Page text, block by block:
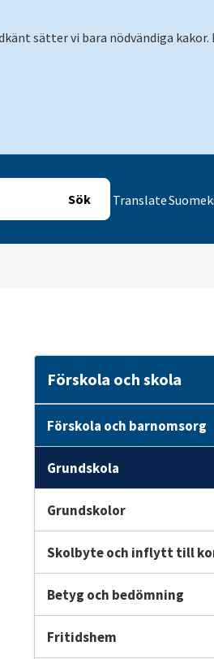
sätter vi bara nödvändiga kakor.
Translate
Förskola och skola
Förskola och barnomsorg
Grundskola
Grundskolor
Skolbyte och inflytt till
Betyg och bedömning
Fritidshem